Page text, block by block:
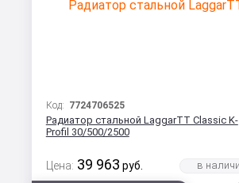
Код: 7724706525
Радиатор стальной LaggarTT Classic K-
Profil 30/500/2500
Цена: 39 963 руб.